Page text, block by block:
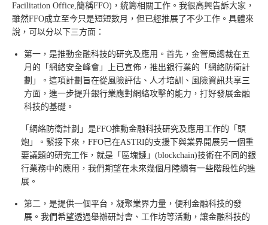
Facilitation Office,簡稱FFO)，統籌相關工作。我很高興告訴大家，
雖然FFO成立至今只是短短數月，但已經推展了不少工作。具體來
說，可以分以下三方面：
第一，是推動金融科技的研究及應用。首先，金管局總裁在五
月的「網絡安全峰會」上已宣佈，推出銀行業的「網絡防衛計
劃」。這項計劃旨在從風險評估、人才培訓、風險資訊共享三
方面，進一步提升銀行業應對網絡攻擊的能力，打好發展金融
科技的基礎。
「網絡防衛計劃」是FFO推動金融科技研究及應用工作的「頭
炮」。緊接下來，FFO已在ASTRI的支援下與業界開展另一個重
要議題的研究工作，就是「區塊鏈」(blockchain)技術在不同的銀
行業務中的應用，我們期望在未來幾個月陸續有一些階段性的進
展。
第二，是提供一個平台，凝聚業界力量，便利金融科技的發
展。我們希望透過舉辦研討會、工作坊等活動，讓金融科技的